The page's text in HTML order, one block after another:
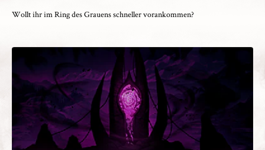
Wollt ihr im Ring des Grauens schneller vorankommen?